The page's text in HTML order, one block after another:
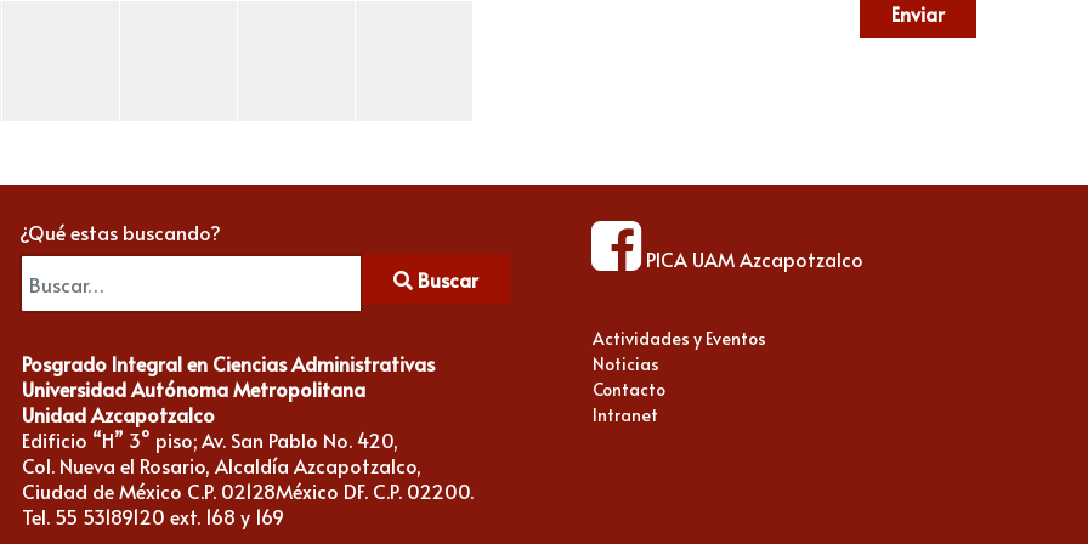
Enviar
¿Qué estas buscando?
Buscar
PICA UAM Azcapotzalco
Posgrado Integral en Ciencias Administrativas
Universidad Autónoma Metropolitana
Unidad Azcapotzalco
Edificio “H” 3° piso; Av. San Pablo No. 420,
Col. Nueva el Rosario, Alcaldía Azcapotzalco,
Ciudad de México C.P. 02128México DF. C.P. 02200.
Tel. 55 53189120 ext. 168 y 169
Actividades y Eventos
Noticias
Contacto
Intranet